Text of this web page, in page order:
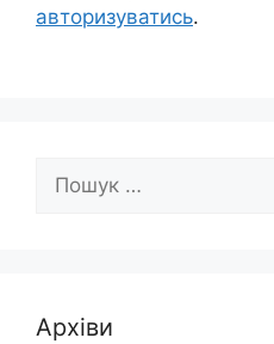
авторизуватись.
Пошук:
Архіви